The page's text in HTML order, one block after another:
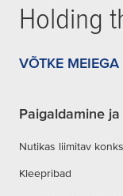
Holding
VÕTKE
Paigaldamine
Nutikas liimitav konks
Kleepribad